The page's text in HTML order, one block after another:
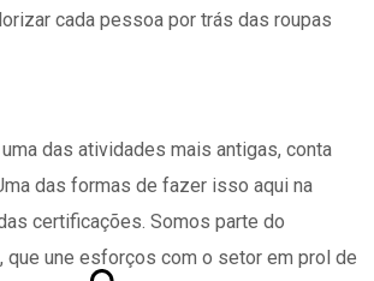
cada pessoa por trás das roupas
das atividades mais antigas, conta
das formas de fazer isso aqui na
certificações. Somos parte do
, que une esforços com o setor em prol de